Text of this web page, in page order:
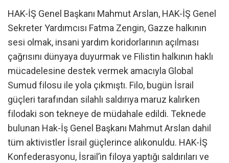
HAK-İŞ Genel Başkanı Mahmut Arslan, HAK-İŞ Genel
Sekreter Yardımcısı Fatma Zengin, Gazze halkının
sesi olmak, insani yardım koridorlarının açılması
çağrısını dünyaya duyurmak ve Filistin halkının haklı
mücadelesine destek vermek amacıyla Global
Sumud filosu ile yola çıkmıştı. Filo, bugün İsrail
güçleri tarafından silahlı saldırıya maruz kalırken
filodaki son tekneye de müdahale edildi. Teknede
bulunan Hak-İş Genel Başkanı Mahmut Arslan dahil
tüm aktivistler İsrail güçlerince alıkonuldu. HAK-İŞ
Konfederasyonu, İsrail’in filoya yaptığı saldırıları ve